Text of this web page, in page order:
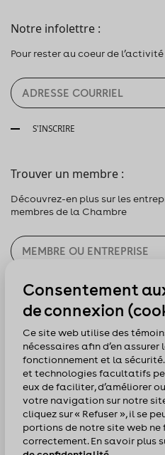
Notre infolettre :
Pour rester au coeur de
S'INSCRIRE
Trouver un membre :
Découvrez-en plus sur les
membres de la Chambre
CHERCHER
Pour nous suivre :
Consentement
de connexion
Ce site web utilise des
nécessaires afin d’en assurer
fonctionnement et la
et technologies facultatifs
eux de faciliter, d’améliorer
votre navigation sur notre
cliquez sur « Refuser », il se
portions de notre site web
correctement. En savoir plus